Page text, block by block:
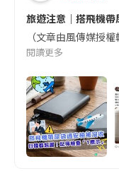
旅遊注意｜搭飛機
（文章由風傳媒授
閱讀更多